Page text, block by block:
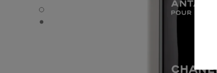
ANTAEUS - Standardvisning
ANTAEUS - Alternativ visning 1